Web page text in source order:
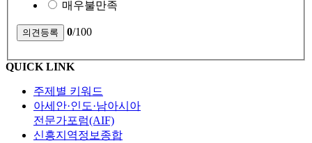
매우불만족
0/100
QUICK LINK
주제별 키워드
아세안·인도·남아시아
전문가포럼(AIF)
신흥지역정보종합